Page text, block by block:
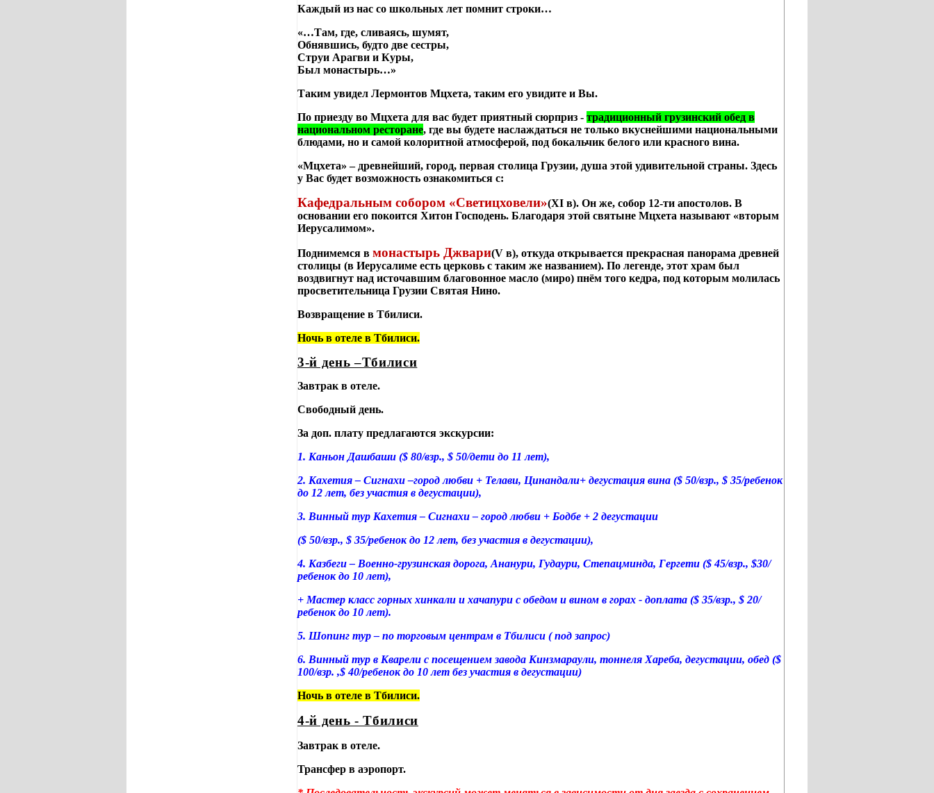
Каждый из нас со школьных лет помнит строки…
«…Там, где, сливаясь, шумят,
Обнявшись, будто две сестры,
Струи Арагви и Куры,
Был монастырь…»
Таким увидел Лермонтов Мцхета, таким его увидите и Вы.
По приезду во Мцхета для вас будет приятный сюрприз - традиционный грузинский обед в
национальном ресторане, где вы будете наслаждаться не только вкуснейшими национальными
блюдами, но и самой колоритной атмосферой, под бокальчик белого или красного вина.
«Мцхета» – древнейший, город, первая столица Грузии, душа этой удивительной страны. Здесь
у Вас будет возможность ознакомиться с:
Кафедральным собором «Светицховели»(XI в). Он же, собор 12-ти апостолов. В
основании его покоится Хитон Господень. Благодаря этой святыне Мцхета называют «вторым
Иерусалимом».
Поднимемся в монастырь Джвари(V в), откуда открывается прекрасная панорама древней
столицы (в Иерусалиме есть церковь с таким же названием). По легенде, этот храм был
воздвигнут над источавшим благовонное масло (миро) пнём того кедра, под которым молилась
просветительница Грузии Святая Нино.
Возвращение в Тбилиси.
Ночь в отеле в Тбилиси.
3-й день –Тбилиси
Завтрак в отеле.
Свободный день.
За доп. плату предлагаются экскурсии:
1. Каньон Дашбаши ($ 80/взр., $ 50/дети до 11 лет),
2. Кахетия – Сигнахи –город любви + Телави, Цинандали+ дегустация вина ($ 50/взр., $ 35/ребенок
до 12 лет, без участия в дегустации),
3. Винный тур Кахетия – Сигнахи – город любви + Бодбе + 2 дегустации
($ 50/взр., $ 35/ребенок до 12 лет, без участия в дегустации),
4. Казбеги – Военно-грузинская дорога, Ананури, Гудаури, Степацминда, Гергети ($ 45/взр., $30/
ребенок до 10 лет),
+ Мастер класс горных хинкали и хачапури с обедом и вином в горах - доплата ($ 35/взр., $ 20/
ребенок до 10 лет).
5. Шопинг тур – по торговым центрам в Тбилиси ( под запрос)
6. Винный тур в Кварели с посещением завода Кинзмараули, тоннеля Хареба, дегустации, обед ($
100/взр. ,$ 40/ребенок до 10 лет без участия в дегустации)
Ночь в отеле в Тбилиси.
4-й день - Тбилиси
Завтрак в отеле.
Трансфер в аэропорт.